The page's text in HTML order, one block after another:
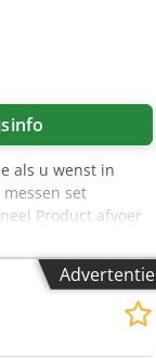
als u wenst in
set
Product afvoer
bespreekbaar
ons voor overleg of
Recycling
Advertentie